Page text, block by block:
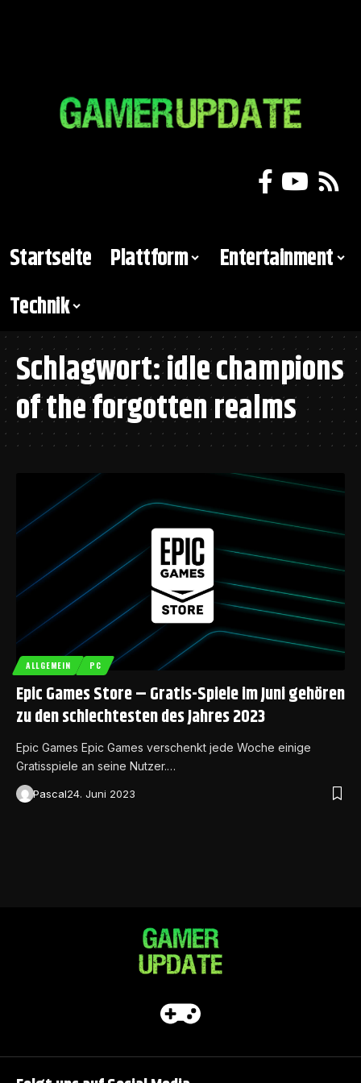
Startseite Plattform
Entertainment
Technik
Schlagwort:idle champions
of the forgotten realms
ALLGEMEIN PC
Epic Games Store – Gratis-Spiele im Juni gehören
zu den schlechtesten des Jahres 2023
Epic Games Epic Games verschenkt jede Woche einige
Gratisspiele an seine Nutzer.…
Pascal24. Juni 2023